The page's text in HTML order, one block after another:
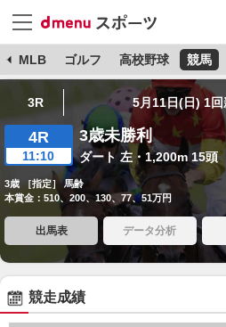
MLB ゴルフ 高校野球 競馬
3R 5月11日(日) 1回
4R
11:10
3歳未勝利
ダート 左・1,200m 15頭
3歳 ［指定］ 馬齢
本賞金：510、200、130、77、51万円
出馬表 データ分析
競走成績